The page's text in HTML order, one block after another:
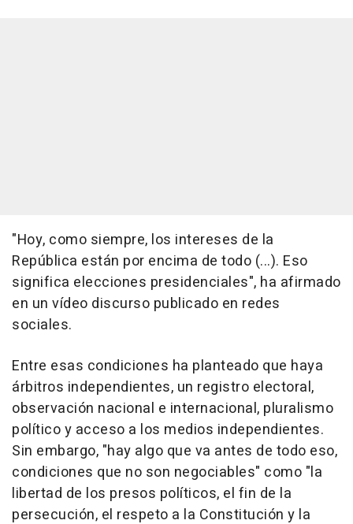
"Hoy, como siempre, los intereses de la
República están por encima de todo (...). Eso
significa elecciones presidenciales", ha afirmado
en un vídeo discurso publicado en redes
sociales.
Entre esas condiciones ha planteado que haya
árbitros independientes, un registro electoral,
observación nacional e internacional, pluralismo
político y acceso a los medios independientes.
Sin embargo, "hay algo que va antes de todo eso,
condiciones que no son negociables" como "la
libertad de los presos políticos, el fin de la
persecución, el respeto a la Constitución y la